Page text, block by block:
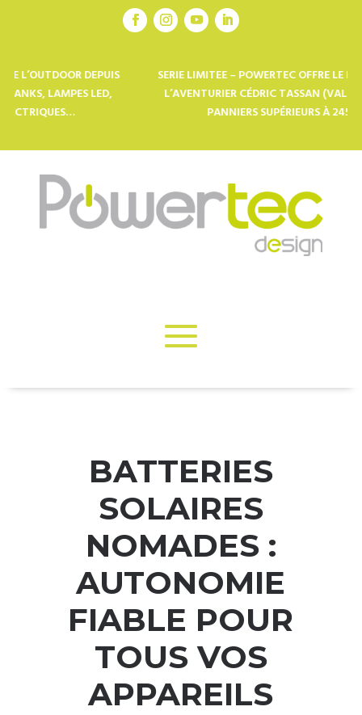
DEPUIS
LED,
SERIE LIMITEE – POWERTEC OFFRE LE DERNIER LIVRE
L’AVENTURIER CÉDRIC TASSAN (VALEUR 45€) AUX
PANNIERS SUPÉRIEURS À 245€ : CODE
BATTERIES
SOLAIRES
NOMADES :
AUTONOMIE
FIABLE POUR
TOUS VOS
APPAREILS